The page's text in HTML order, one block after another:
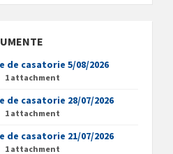
de casatorie 5/08/2026
1 attachment
de casatorie 28/07/2026
1 attachment
de casatorie 21/07/2026
1 attachment